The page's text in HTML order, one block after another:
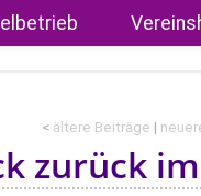
< ältere Beiträge |
zurück